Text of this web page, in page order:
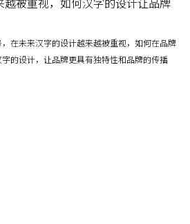
播力
在未来汉字的设计越来越被重视，如何在品牌
的设计，让品牌更具有独特性和品牌的传播